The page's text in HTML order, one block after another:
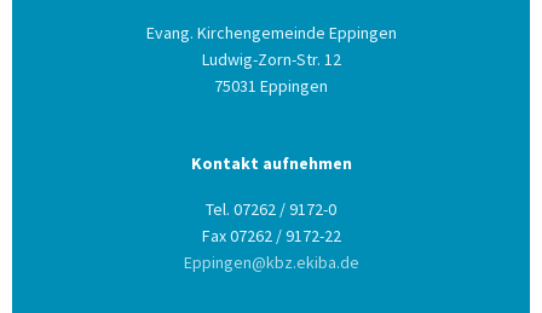
Evang. Kirchengemeinde Eppingen
Ludwig-Zorn-Str. 12
75031 Eppingen
Kontakt aufnehmen
Tel. 07262 / 9172-0
Fax 07262 / 9172-22
Eppingen@kbz.ekiba.de